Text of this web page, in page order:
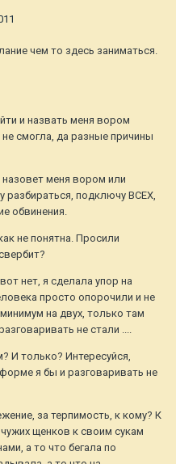
чем то здесь заниматься.
и назвать меня вором
не смогла, да разные причины
меня вором или
разбираться, подключу ВСЕХ,
обвинения.
не понятна. Просили
нет, я сделала упор на
просто опорочили и не
на двух, только там
не стали ....
И только? Интересуйся,
я бы и разговаривать не
за терпимость, к кому? К
щенков к своим сукам
а то что бегала по